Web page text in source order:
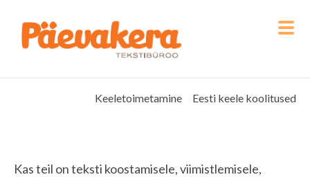
Keeletoimetamine Eesti keele koolitused
Kas teil on teksti koostamisele, viimistlemisele,